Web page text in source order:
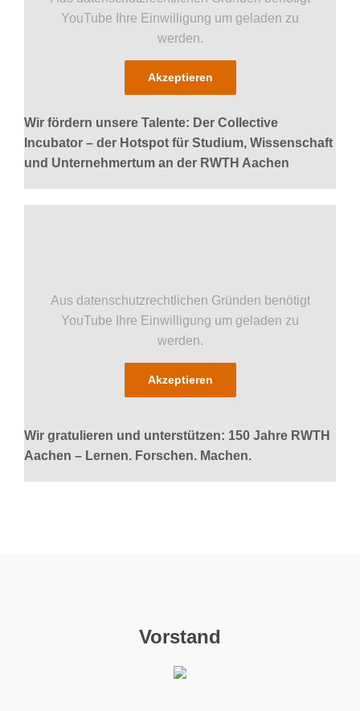
YouTube Ihre Einwilligung um geladen zu
werden.
Akzeptieren
Wir fördern unsere Talente: Der Collective
Incubator – der Hotspot für Studium, Wissenschaft
und Unternehmertum an der RWTH Aachen
Aus datenschutzrechtlichen Gründen benötigt
YouTube Ihre Einwilligung um geladen zu
werden.
Akzeptieren
Wir gratulieren und unterstützen: 150 Jahre RWTH
Aachen – Lernen. Forschen. Machen.
Vorstand